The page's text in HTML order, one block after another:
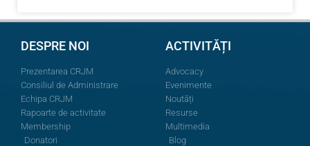
DESPRE NOI
Prezentarea CRJM
Consiliul de Administrare
Echipa CRJM
Rapoarte de activitate
Membership
Donatori
ACTIVITĂȚI
Advocacy
Evenimente
Noutăți
Resurse
Multimedia
Blog